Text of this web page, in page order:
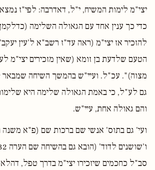
יצי"מ לימות המשיח, י"ל, דאדרבה: לפי"ז
כדי כך ענין אחד עם הגאולה השלימה
להזכיר אז יצי"מ (ראה עד"ז רשב"א ל'עין
הטעם שלדעת בן זומא (שאין מזכירים יצי"מ
מצוה)". עכ"ל. ועיי"ש בהמשך השיחה שמבאר
גם לע"ל, כי באמת הגאולה שלימה היא
והם גאולה אחת, עיי"ש.
ועי' גם בתוס' אנשי שם ברכות שם (פ"א
סב"ל כחכמים שיזכירו יצי"מ בדרך טפל, דהלא